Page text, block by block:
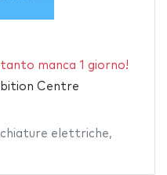
manca 1 giorno!
Centre
elettriche,